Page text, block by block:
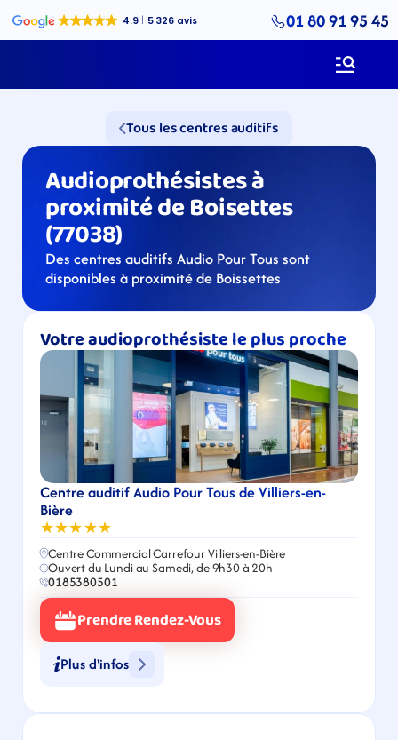
01 80 91 95 45
Tous les centres auditifs
Audioprothésistes à
proximité de Boisettes
(77038)
Des centres auditifs Audio Pour Tous sont
disponibles à proximité de Boissettes
Votre audioprothésiste le plus proche
Centre auditif Audio Pour Tous de Villiers-en-
Bière
★★★★★
Centre Commercial Carrefour Villiers-en-Bière
Ouvert du Lundi au Samedi, de 9h30 à 20h
0185380501
Prendre Rendez-Vous
Plus d'infos